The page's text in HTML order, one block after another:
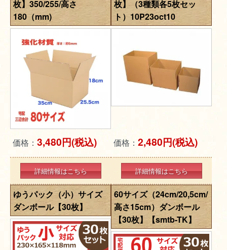
枚】350/255/高さ
180（mm)
価格： 3,480円(税込)
詳細情報はこちら
枚】（3種類各5枚セッ
ト）10P23oct10
価格： 2,480円(税込)
詳細情報はこちら
ゆうパック（小）サイズ
ダンボール【30枚】
60サイズ（24cm/20,5cm/
高さ15cm）ダンボール
【30枚】【smtb-TK】